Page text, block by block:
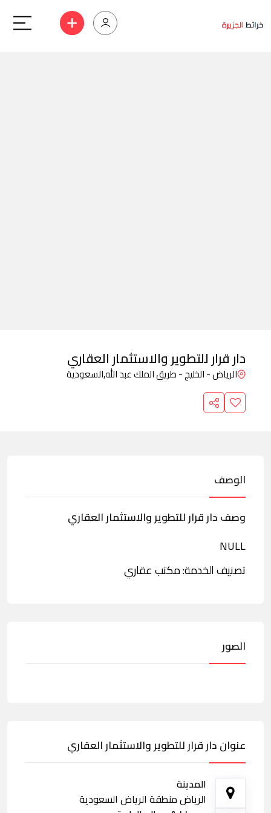
دار قرار للتطوير والاستثمار العقاري
الرياض - الخليج - طريق الملك عبد الله,السعودية
الوصف
وصف دار قرار للتطوير والاستثمار العقاري
NULL
تصنيف الخدمة: مكتب عقاري
الصور
عنوان دار قرار للتطوير والاستثمار العقاري
المدينة
الرياض منطقة الرياض السعودية